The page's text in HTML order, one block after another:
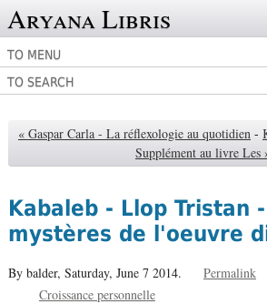
Aryana Libris
TO MENU
TO SEARCH
« Gaspar Carla - La réflexologie au quotidien -
Supplément au livre Les
Kabaleb - Llop Tristan
mystères de l'oeuvre
By balder, Saturday, June 7 2014. Permalink
Croissance personnelle